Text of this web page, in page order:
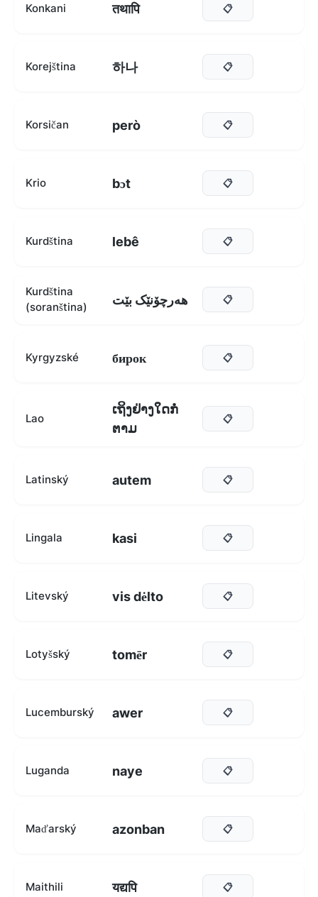
Konkani तथापि 📋
Korejština 하나 📋
Korsičan però 📋
Krio bɔt 📋
Kurdština lebê 📋
Kurdština
(soranština)
هەرچۆنێک بێت 📋
Kyrgyzské бирок 📋
Lao
ເຖິງຢ່າງໃດກໍ່
ຕາມ
📋
Latinský autem 📋
Lingala kasi 📋
Litevský vis dėlto 📋
Lotyšský tomēr 📋
Lucemburský awer 📋
Luganda naye 📋
Maďarský azonban 📋
Maithili यद्यपि 📋